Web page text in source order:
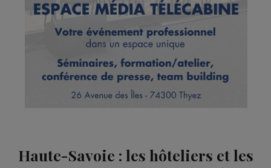
Haute-Savoie : les hôteliers et les